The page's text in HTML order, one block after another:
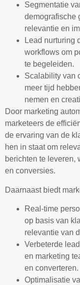
Segmentatie
demografische
relevantie en
Lead nurturing
workflows om
te begeleiden.
Scalability van
meer tijd
nemen en
Door marketing
marketeers de
de ervaring van de
hen in staat om
berichten te leveren,
en conversies.
Daarnaast biedt
Real-time
op basis van
relevantie van
Verbeterde
en marketing
en converteren.
Optimalisatie